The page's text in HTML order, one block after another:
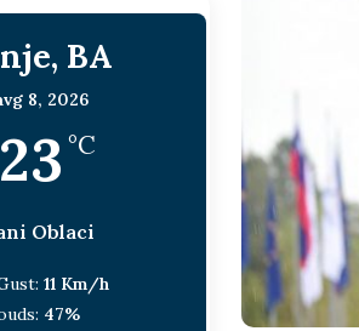
] Ako se povučemo i sve im prepustimo, ostaće
] RTRS-u blokirani svi računi
] Uhapšen bivši gradonačelnik Splita, Željko
BA
8, 2026
23 °C
Oblaci
11 Km/h
47%